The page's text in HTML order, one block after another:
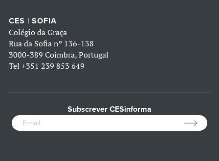
CES | SOFIA
Colégio da Graça
Rua da Sofia nº 136-138
3000-389 Coimbra, Portugal
Tel +351 239 853 649
Subscrever CESinforma